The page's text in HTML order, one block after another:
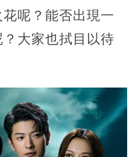
呢？能否出現一
大家也拭目以待